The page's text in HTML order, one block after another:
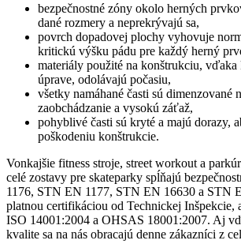
bezpečnostné zóny okolo herných
dané rozmery a neprekrývajú sa,
povrch dopadovej plochy vyhovuje
kritickú výšku pádu pre každý herný
materiály použité na konštrukciu,
úprave, odolávajú počasiu,
všetky namáhané časti sú dimenzované
zaobchádzanie a vysokú záťaž,
pohyblivé časti sú kryté a majú dorazy,
poškodeniu konštrukcie.
Vonkajšie fitness stroje, street workout a
celé zostavy pre skateparky spĺňajú
1176, STN EN 1177, STN EN 16630 a STN
platnou certifikáciou od Technickej Inšpekcie,
ISO 14001:2004 a OHSAS 18001:2007. Aj
kvalite sa na nás obracajú denne zákazníci z